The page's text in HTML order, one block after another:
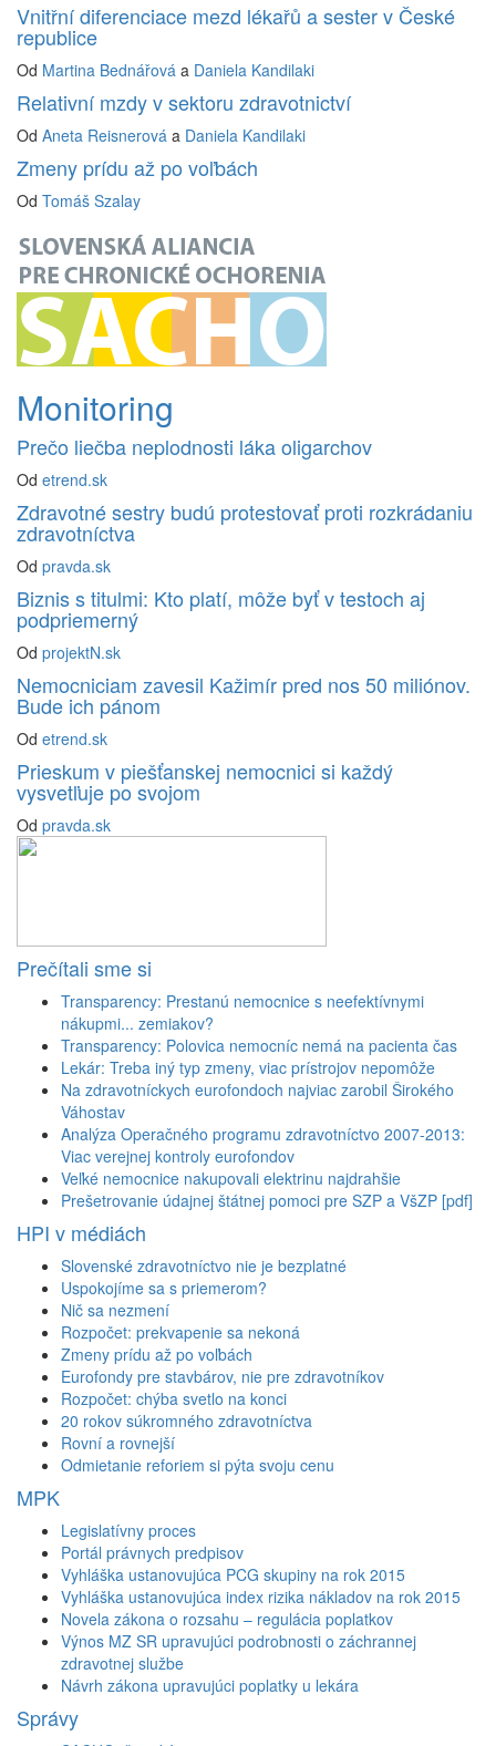
Vnitřní diferenciace mezd lékařů a sester v České
republice
Od Martina Bednářová a Daniela Kandilaki
Relativní mzdy v sektoru zdravotnictví
Od Aneta Reisnerová a Daniela Kandilaki
Zmeny prídu až po voľbách
Od Tomáš Szalay
Monitoring
Prečo liečba neplodnosti láka oligarchov
Od etrend.sk
Zdravotné sestry budú protestovať proti rozkrádaniu
zdravotníctva
Od pravda.sk
Biznis s titulmi: Kto platí, môže byť v testoch aj
podpriemerný
Od projektN.sk
Nemocniciam zavesil Kažimír pred nos 50 miliónov.
Bude ich pánom
Od etrend.sk
Prieskum v piešťanskej nemocnici si každý
vysvetľuje po svojom
Od pravda.sk
Prečítali sme si
Transparency: Prestanú nemocnice s neefektívnymi
nákupmi... zemiakov?
Transparency: Polovica nemocníc nemá na pacienta čas
Lekár: Treba iný typ zmeny, viac prístrojov nepomôže
Na zdravotníckych eurofondoch najviac zarobil Širokého
Váhostav
Analýza Operačného programu zdravotníctvo 2007-2013:
Viac verejnej kontroly eurofondov
Veľké nemocnice nakupovali elektrinu najdrahšie
Prešetrovanie údajnej štátnej pomoci pre SZP a VšZP [pdf]
HPI v médiách
Slovenské zdravotníctvo nie je bezplatné
Uspokojíme sa s priemerom?
Nič sa nezmení
Rozpočet: prekvapenie sa nekoná
Zmeny prídu až po voľbách
Eurofondy pre stavbárov, nie pre zdravotníkov
Rozpočet: chýba svetlo na konci
20 rokov súkromného zdravotníctva
Rovní a rovnejší
Odmietanie reforiem si pýta svoju cenu
MPK
Legislatívny proces
Portál právnych predpisov
Vyhláška ustanovujúca PCG skupiny na rok 2015
Vyhláška ustanovujúca index rizika nákladov na rok 2015
Novela zákona o rozsahu – regulácia poplatkov
Výnos MZ SR upravujúci podrobnosti o záchrannej
zdravotnej službe
Návrh zákona upravujúci poplatky u lekára
Správy